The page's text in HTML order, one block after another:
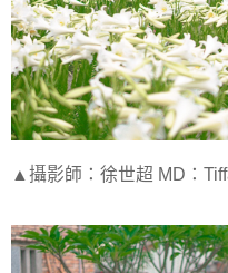
▲攝影師：徐世超 MD：